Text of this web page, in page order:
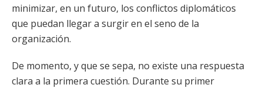
minimizar, en un futuro, los conflictos diplomáticos
que puedan llegar a surgir en el seno de la
organización.
De momento, y que se sepa, no existe una respuesta
clara a la primera cuestión. Durante su primer